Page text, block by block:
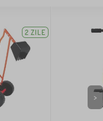
2 ZILE
>